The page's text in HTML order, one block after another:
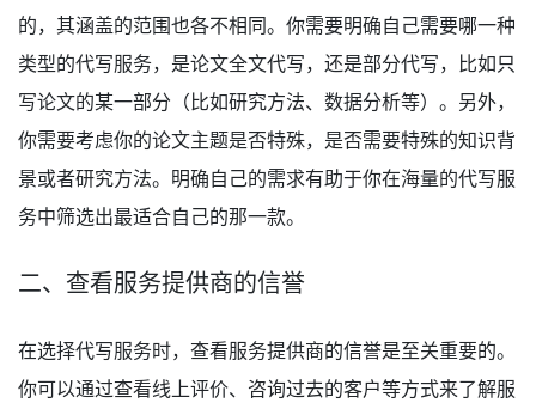
的，其涵盖的范围也各不相同。你需要明确自己需要哪一种
类型的代写服务，是论文全文代写，还是部分代写，比如只
写论文的某一部分（比如研究方法、数据分析等）。另外，
你需要考虑你的论文主题是否特殊，是否需要特殊的知识背
景或者研究方法。明确自己的需求有助于你在海量的代写服
务中筛选出最适合自己的那一款。
二、查看服务提供商的信誉
在选择代写服务时，查看服务提供商的信誉是至关重要的。
你可以通过查看线上评价、咨询过去的客户等方式来了解服